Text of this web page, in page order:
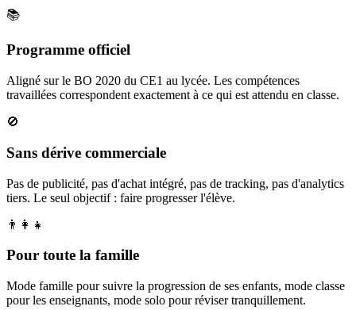
📚
Programme officiel
Aligné sur le BO 2020 du CE1 au lycée. Les compétences
travaillées correspondent exactement à ce qui est attendu en classe.
🚫
Sans dérive commerciale
Pas de publicité, pas d'achat intégré, pas de tracking, pas d'analytics
tiers. Le seul objectif : faire progresser l'élève.
👨‍👩‍👧
Pour toute la famille
Mode famille pour suivre la progression de ses enfants, mode classe
pour les enseignants, mode solo pour réviser tranquillement.